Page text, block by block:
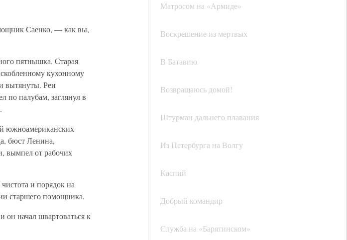
Матросом на «Армиде»
Воскрешение из мертвых
В Батавию
Возвращаюсь домой!
Штурман дальнего плавания
Из Петербурга на Волгу
Каспий
Добрый командир
Служба на «Барятинском»
Саенко, — как вы,
пятнышка. Старая
кухонному
вытянуты. Реи
по палубам, заглянул в
южноамериканских
бюст Ленина,
вымпел от рабочих
и порядок на
старшего помощника.
начал швартоваться к